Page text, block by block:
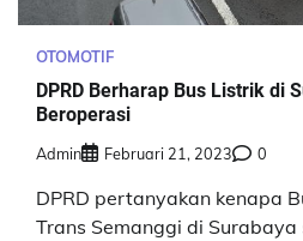
OTOMOTIF
DPRD Berharap Bus Listrik di
Beroperasi
Admin Februari 21, 2023 0
DPRD pertanyakan kenapa
Trans Semanggi di